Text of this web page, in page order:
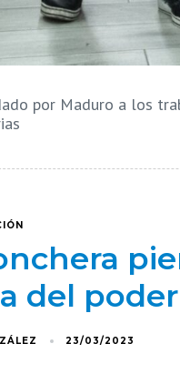
por Maduro a los
del
23/03/2023